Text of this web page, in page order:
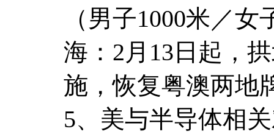
（男子1000米／
海：2月13日起，
施，恢复粤澳两地
5、美与半导体相